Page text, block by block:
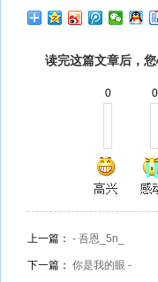
读完这篇文章后，您
0 0
上一篇： - 吾恩_5n_
下一篇： 你是我的眼 -